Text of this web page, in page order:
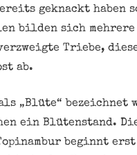
geknackt haben
bilden sich mehrere
Triebe,
ab.
als „Blüte“
ein Blütenstand.
beginnt erst